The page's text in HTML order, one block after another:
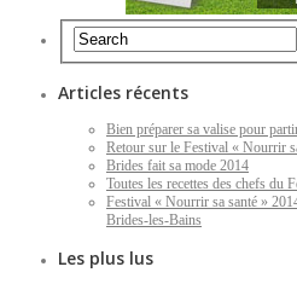
Articles récents
Bien préparer sa valise pour
Retour sur le Festival « Nourrir
Brides fait sa mode 2014
Toutes les recettes des chefs du
Festival « Nourrir sa santé »
Brides-les-Bains
Les plus lus